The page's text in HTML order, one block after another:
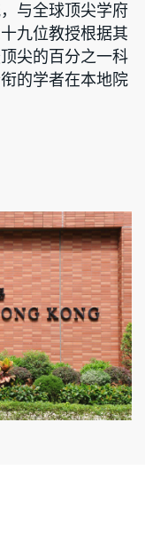
与全球顶尖学府
九位教授根据其
尖的百分之一科
的学者在本地院